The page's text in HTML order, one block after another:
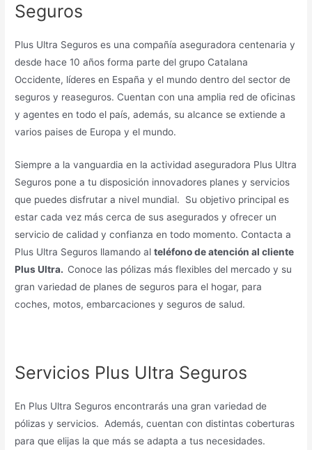
Seguros
Plus Ultra Seguros es una compañía aseguradora centenaria y
desde hace 10 años forma parte del grupo Catalana
Occidente, líderes en España y el mundo dentro del sector de
seguros y reaseguros. Cuentan con una amplia red de oficinas
y agentes en todo el país, además, su alcance se extiende a
varios paises de Europa y el mundo.
Siempre a la vanguardia en la actividad aseguradora Plus Ultra
Seguros pone a tu disposición innovadores planes y servicios
que puedes disfrutar a nivel mundial. Su objetivo principal es
estar cada vez más cerca de sus asegurados y ofrecer un
servicio de calidad y confianza en todo momento. Contacta a
Plus Ultra Seguros llamando alteléfono de atención al cliente
Plus Ultra. Conoce las pólizas más flexibles del mercado y su
gran variedad de planes de seguros para el hogar, para
coches, motos, embarcaciones y seguros de salud.
Servicios Plus Ultra Seguros
En Plus Ultra Seguros encontrarás una gran variedad de
pólizas y servicios. Además, cuentan con distintas coberturas
para que elijas la que más se adapta a tus necesidades.